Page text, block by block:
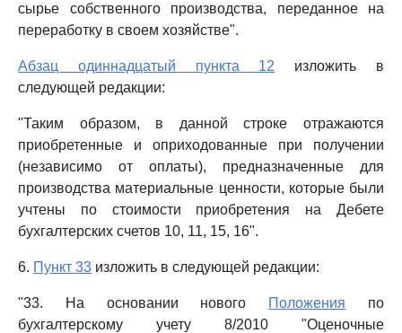
сырье собственного производства, переданное на
переработку в своем хозяйстве".
Абзац одиннадцатый пункта 12 изложить в
следующей редакции:
"Таким образом, в данной строке отражаются
приобретенные и оприходованные при получении
(независимо от оплаты), предназначенные для
производства материальные ценности, которые были
учтены по стоимости приобретения на Дебете
бухгалтерских счетов 10, 11, 15, 16".
6. Пункт 33 изложить в следующей редакции:
"33. На основании нового Положения по
бухгалтерскому учету 8/2010 "Оценочные